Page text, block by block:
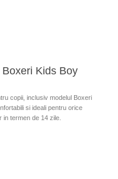
Kids Boy
copii, inclusiv modelul Boxeri
si ideali pentru orice
termen de 14 zile.